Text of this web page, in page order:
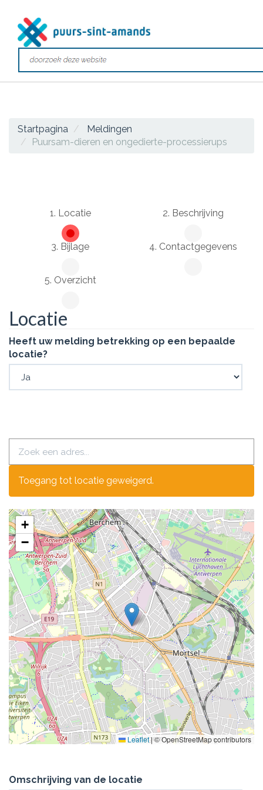
Startpagina
Meldingen
Puursam-dieren en ongedierte-processierups
1. Locatie 2. Beschrijving
3. Bijlage 4. Contactgegevens
5. Overzicht
Locatie
Heeft uw melding betrekking op een bepaalde
locatie?
Toegang tot locatie geweigerd.
+
−
Leaflet|© OpenStreetMap contributors
Omschrijving van de locatie